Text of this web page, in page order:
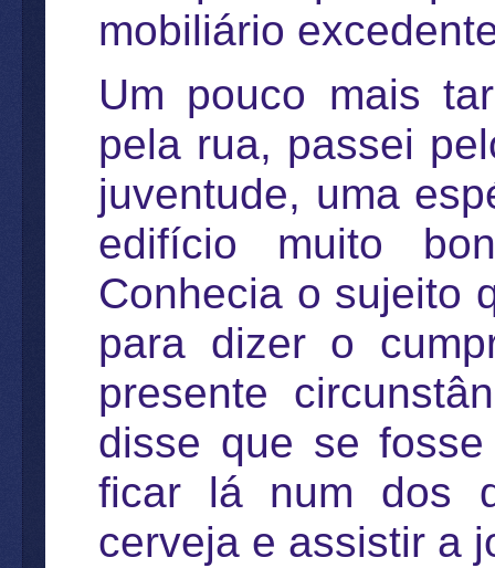
mobiliário
Um pouco mais
pela rua, passei
juventude, uma
edifício muito
Conhecia o sujeito
para dizer o
presente
disse que se
ficar lá num dos
cerveja e assistir a